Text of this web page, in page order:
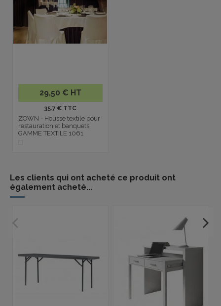
29,50 € HT
35.7 € TTC
ZOWN - Housse textile pour
restauration et banquets
GAMME TEXTILE 1061
Les clients qui ont acheté ce produit ont
également acheté...